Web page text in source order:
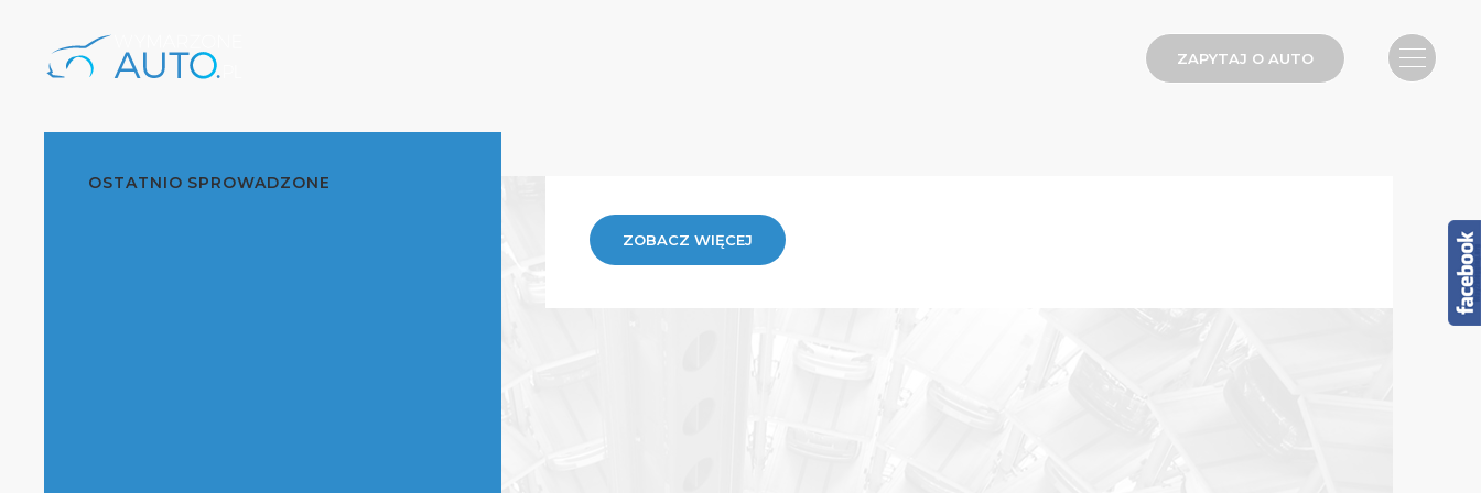
ZAPYTAJ O AUTO
OSTATNIO SPROWADZONE
ZOBACZ WIĘCEJ